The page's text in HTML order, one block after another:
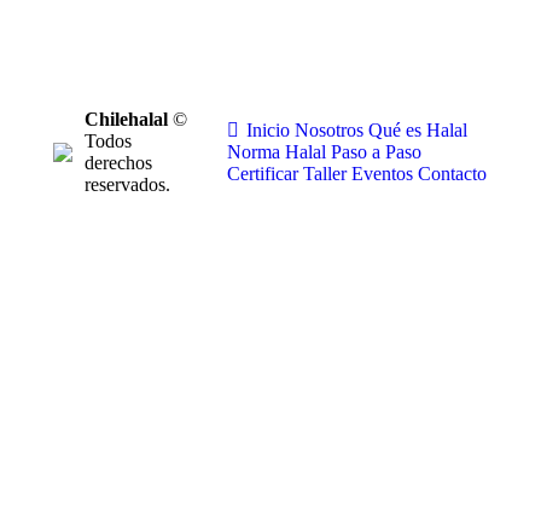
Chilehalal ©
Todos
derechos
reservados.
Inicio Nosotros Qué es Halal
Norma Halal Paso a Paso
Certificar Taller Eventos Contacto